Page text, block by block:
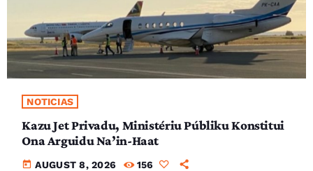
NOTICIAS
Kazu Jet Privadu, Ministériu Públiku Konstitui
Ona Arguidu Na’in-Haat
today AUGUST 8, 2026 156